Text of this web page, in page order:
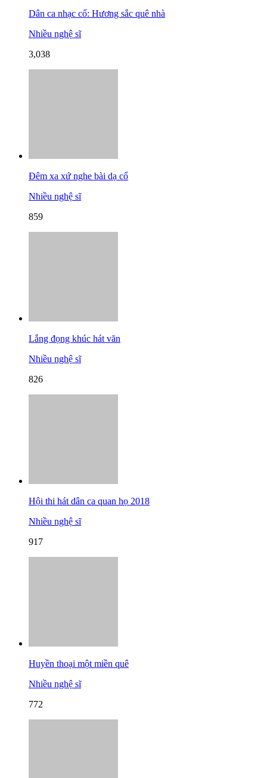
Dân ca nhạc cổ: Hương sắc quê nhà
Nhiều nghệ sĩ
3,038
Đêm xa xứ nghe bài dạ cổ
Nhiều nghệ sĩ
859
Lắng đọng khúc hát văn
Nhiều nghệ sĩ
826
Hội thi hát dân ca quan họ 2018
Nhiều nghệ sĩ
917
Huyền thoại một miền quê
Nhiều nghệ sĩ
772